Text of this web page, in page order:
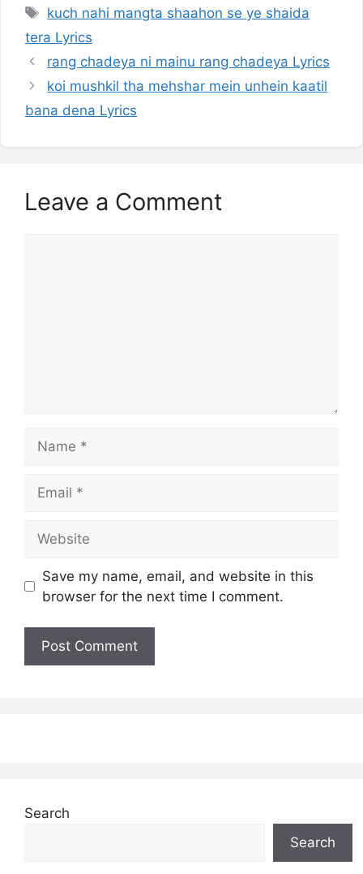
Tags
kuch nahi mangta shaahon se ye shaida
tera Lyrics
rang chadeya ni mainu rang chadeya Lyrics
koi mushkil tha mehshar mein unhein kaatil
bana dena Lyrics
Leave a Comment
Save my name, email, and website in this
browser for the next time I comment.
Search
Search